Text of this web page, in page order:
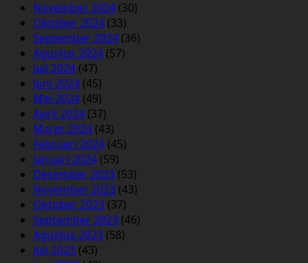
November 2024 (30)
Oktober 2024 (33)
September 2024 (36)
Agustus 2024 (57)
Juli 2024 (47)
Juni 2024 (45)
Mei 2024 (49)
April 2024 (37)
Maret 2024 (43)
Februari 2024 (45)
Januari 2024 (59)
Desember 2023 (53)
November 2023 (43)
Oktober 2023 (37)
September 2023 (46)
Agustus 2023 (58)
Juli 2023 (43)